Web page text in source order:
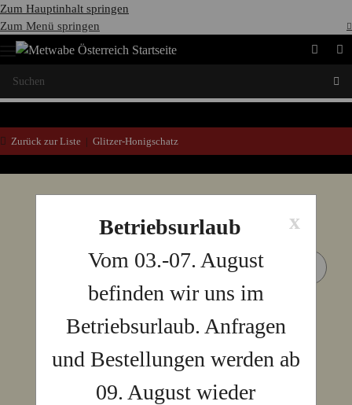
Zum Hauptinhalt springen
Zum Menü springen
Zurück zur Liste Glitzer-Honigschatz
x
Betriebsurlaub
Vom 03.-07. August
befinden wir uns im
Betriebsurlaub. Anfragen
und Bestellungen werden ab
09. August wieder